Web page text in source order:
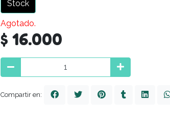
Stock
Agotado.
$ 16.000
Compartir en: